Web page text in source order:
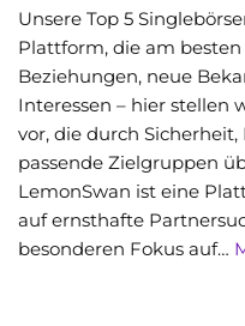
Unsere Top 5
Plattform, die am
Beziehungen, neue
Interessen – hier stellen
vor, die durch
passende Zielgruppen
LemonSwan ist eine
auf ernsthafte
besonderen Fokus auf…